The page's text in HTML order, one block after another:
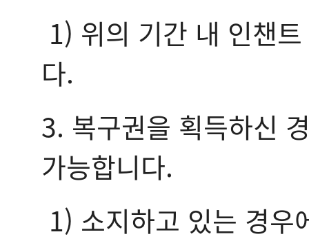
1) 위의 기간 내 인챈
다.
3. 복구권을 획득하신
가능합니다.
1) 소지하고 있는 경우